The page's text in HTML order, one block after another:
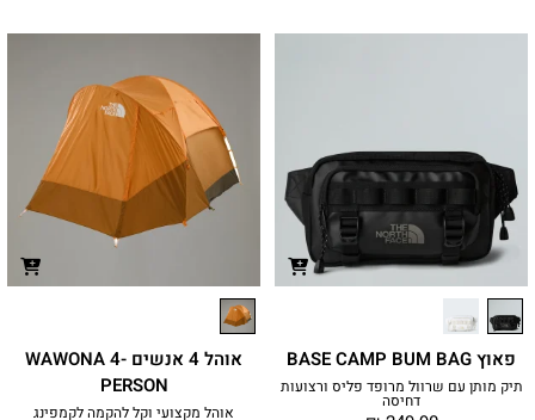
פאוץ BASE CAMP BUM BAG
תיק מותן עם שרוול מרופד פליס ורצועות
דחיסה
אוהל 4 אנשים WAWONA 4-
PERSON
אוהל מקצועי וקל להקמה לקמפינג